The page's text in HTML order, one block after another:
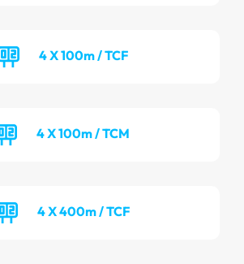
4 X 100m / TCF
4 X 100m / TCM
4 X 400m / TCF